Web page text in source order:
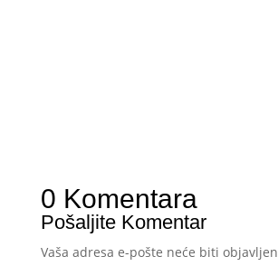
0 Komentara
Pošaljite Komentar
Vaša adresa e-pošte neće biti